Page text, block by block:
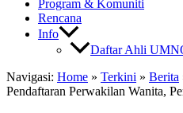
Program & Komuniti
Rencana
Info
Daftar Ahli
Navigasi: Home » Terkini » Berita
Pendaftaran Perwakilan Wanita,